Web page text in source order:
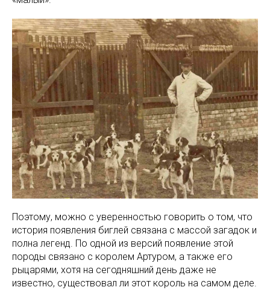
Поэтому, можно с уверенностью говорить о том, что
история появления биглей связана с массой загадок и
полна легенд. По одной из версий появление этой
породы связано с королем Артуром, а также его
рыцарями, хотя на сегодняшний день даже не
известно, существовал ли этот король на самом деле.